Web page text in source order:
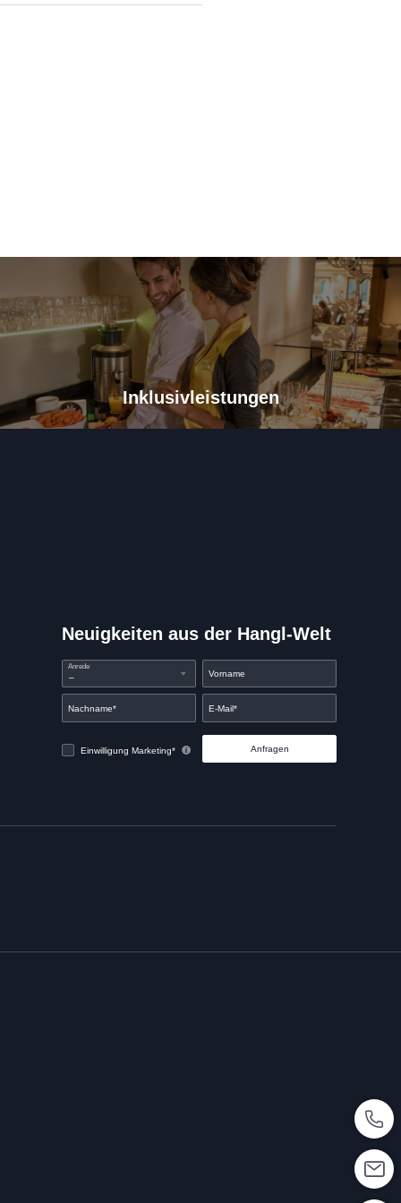
Inklusivleistungen
Neuigkeiten aus der Hangl-Welt
Anrede
Vorname
Nachname* E-Mail*
Einwilligung Marketing* Anfragen